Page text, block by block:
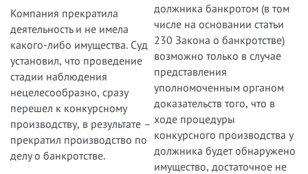
Компания прекратила
деятельность и не имела
какого-либо имущества. Суд
установил, что проведение
стадии наблюдения
нецелесообразно, сразу
перешел к конкурсному
производству, в результате –
прекратил производство по
делу о банкротстве.
должника банкротом (в том
числе на основании статьи
230 Закона о банкротстве)
возможно только в случае
представления
уполномоченным органом
доказательств того, что в
ходе процедуры
конкурсного производства у
должника будет обнаружено
имущество, достаточное не